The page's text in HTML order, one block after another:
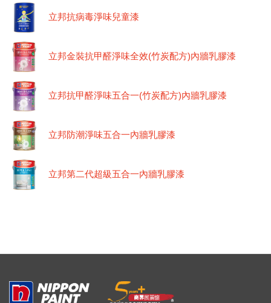
立邦抗病毒淨味兒童漆
立邦金裝抗甲醛淨味全效(竹炭配方)內牆乳膠漆
立邦抗甲醛淨味五合一(竹炭配方)內牆乳膠漆
立邦防潮淨味五合一內牆乳膠漆
立邦第二代超級五合一內牆乳膠漆